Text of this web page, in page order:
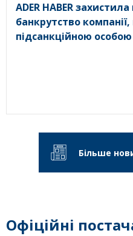
ADER HABER
банкрутство
підсанкційною особою
Більше
Офіційні